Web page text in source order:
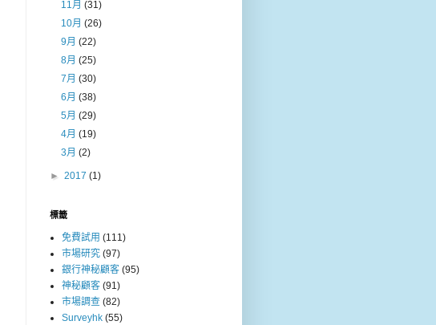
11月(31)
10月(26)
9月(22)
8月(25)
7月(30)
6月(38)
5月(29)
4月(19)
3月(2)
► 2017 (1)
標籤
免費試用 (111)
市場研究 (97)
銀行神秘顧客 (95)
神秘顧客 (91)
市場調查 (82)
Surveyhk (55)